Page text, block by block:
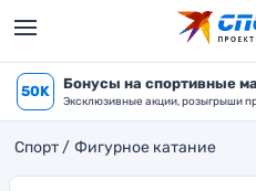
50K Бонусы на спортивные
Эксклюзивные акции, розыгрыши
Спорт Фигурное катание